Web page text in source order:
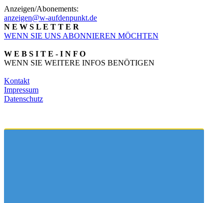
Anzeigen/Abonements:
anzeigen@w-aufdenpunkt.de
N E W S L E T T E R
WENN SIE UNS ABONNIEREN MÖCHTEN
W E B S I T E - I N F O
WENN SIE WEITERE INFOS BENÖTIGEN
Kontakt
Impressum
Datenschutz